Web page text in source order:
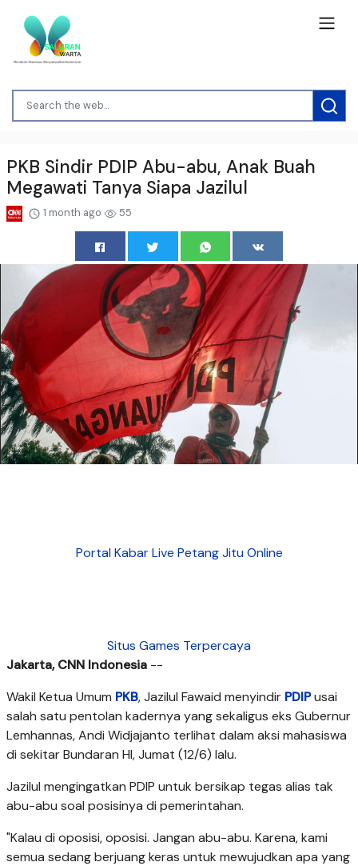
PKB Sindir PDIP Abu-abu, Anak Buah
Megawati Tanya Siapa Jazilul
1 month ago 55
Portal Kabar Live Petang Jitu Online
Situs Games Terpercaya
Jakarta, CNN Indonesia --
Wakil Ketua Umum PKB, Jazilul Fawaid menyindir PDIPusai
salah satu pentolan kadernya yang sekaligus eks Gubernur
Lemhannas, Andi Widjajanto terlihat dalam aksi mahasiswa
di sekitar Bundaran HI, Jumat (12/6) lalu.
Jazilul mengingatkan PDIP untuk bersikap tegas alias tak
abu-abu soal posisinya di pemerintahan.
"Kalau di oposisi, oposisi. Jangan abu-abu. Karena, kami
semua sedang berjuang keras untuk mewujudkan apa yang